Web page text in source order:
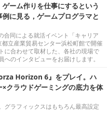
ゲーム作りを仕事にするという
に見る，ゲームプログラマと
同による就活イベント「キャリア
立産業貿易センター浜松町館で開催
に合わせて取材した、各社の現場で
のインタビューをお届けします。
Horizon 6』をプレイ。ハ
クラウドゲーミングの底力を体
グラフィックスはもちろん最高設定